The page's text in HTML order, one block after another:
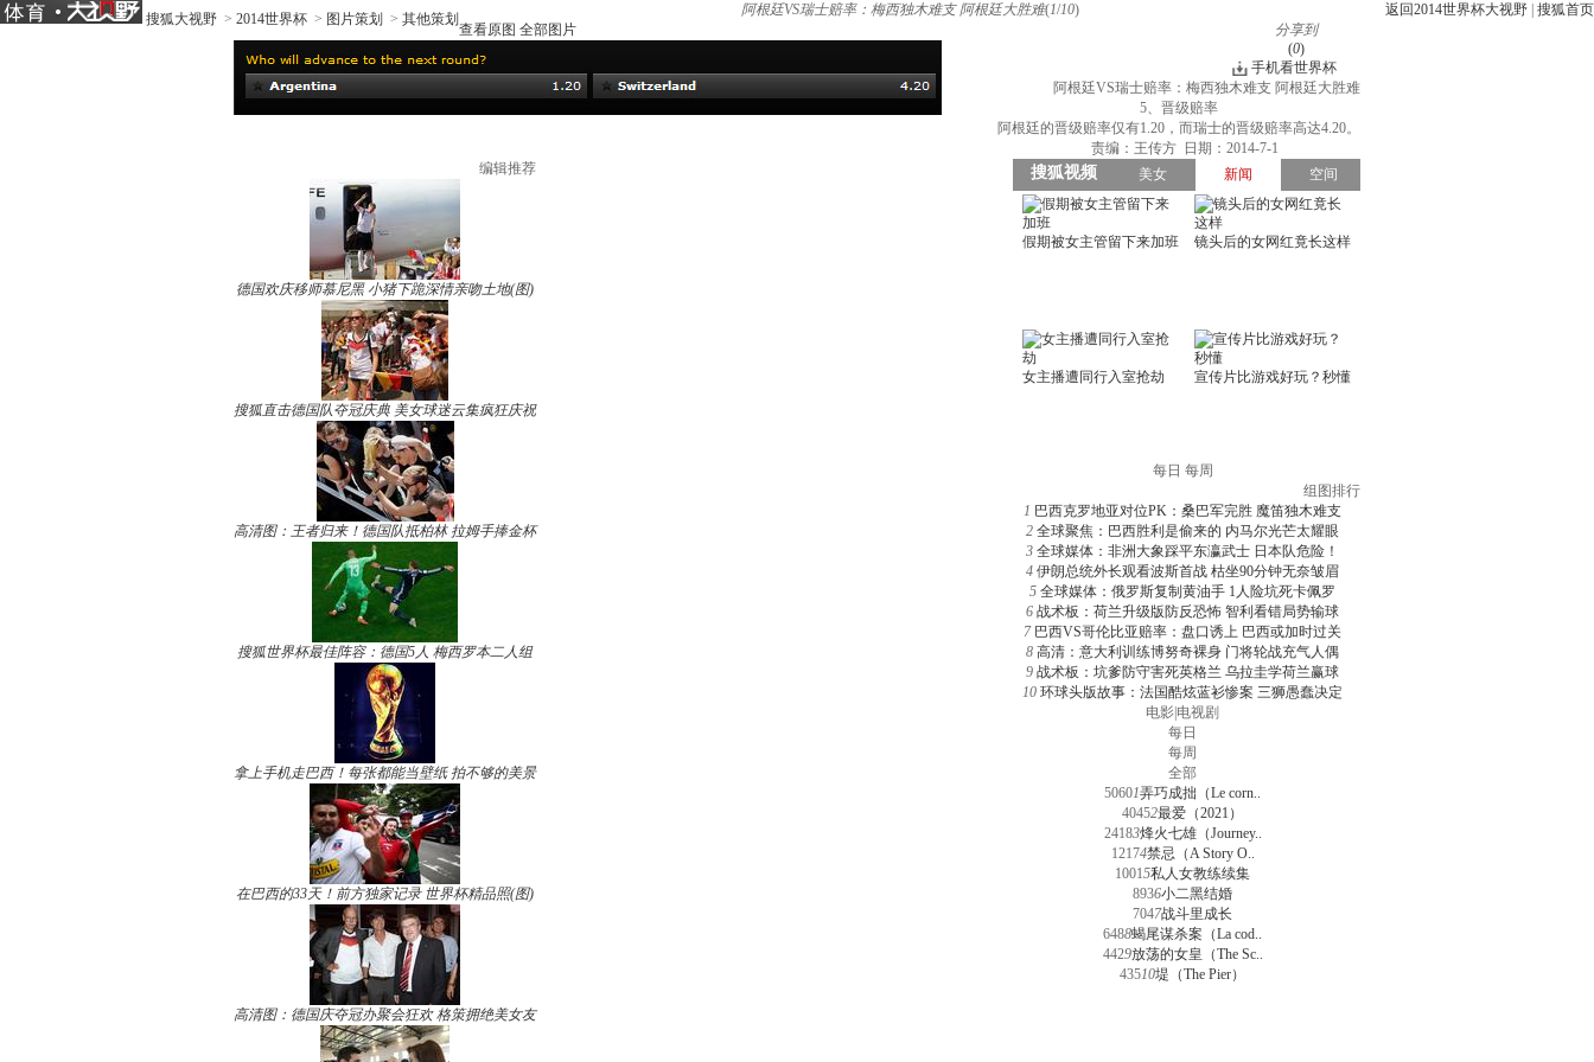
搜狐大视野 > 2014世界杯 > 图片策划 > 其他策划
返回2014世界杯大视野 搜狐首页
阿根廷VS瑞士赔率：梅西独木难支 阿根廷大胜难(1/10)
查看原图 全部图片
分享到
(0)
手机看世界杯
阿根廷VS瑞士赔率：梅西独木难支 阿根廷大胜难
5、晋级赔率
阿根廷的晋级赔率仅有1.20，而瑞士的晋级赔率高达4.20。
责编：王传方 日期：2014-7-1
编辑推荐
德国欢庆移师慕尼黑 小猪下跪深情亲吻土地(图)
搜狐直击德国队夺冠庆典 美女球迷云集疯狂庆祝
高清图：王者归来！德国队抵柏林 拉姆手捧金杯
搜狐世界杯最佳阵容：德国5人 梅西罗本二人组
拿上手机走巴西！每张都能当壁纸 拍不够的美景
在巴西的33天！前方独家记录 世界杯精品照(图)
高清图：德国庆夺冠办聚会狂欢 格策拥绝美女友
每日 每周
组图排行
1 巴西克罗地亚对位PK：桑巴军完胜 魔笛独木难支
2 全球聚焦：巴西胜利是偷来的 内马尔光芒太耀眼
3 全球媒体：非洲大象踩平东瀛武士 日本队危险！
4 伊朗总统外长观看波斯首战 枯坐90分钟无奈皱眉
5 全球媒体：俄罗斯复制黄油手 1人险坑死卡佩罗
6 战术板：荷兰升级版防反恐怖 智利看错局势输球
7 巴西VS哥伦比亚赔率：盘口诱上 巴西或加时过关
8 高清：意大利训练博努奇裸身 门将轮战充气人偶
9 战术板：坑爹防守害死英格兰 乌拉圭学荷兰赢球
10 环球头版故事：法国酷炫蓝衫惨案 三狮愚蠢决定
电影 电视剧
每日
每周
全部
50601弄巧成拙（Le corn..
40452最爱（2021）
24183烽火七雄（Journey..
12174禁忌（A Story O..
10015私人女教练续集
8936小二黑结婚
7047战斗里成长
6488蝎尾谋杀案（La cod..
4429放荡的女皇（The Sc..
43510堤（The Pier）